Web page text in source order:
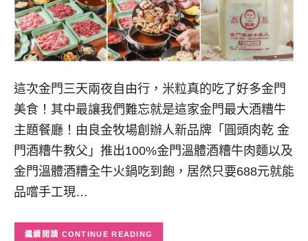
這次金門三天兩夜自由行，米粒真的吃了好多金門
美食！其中最讓我們難忘就是這家金門最大酒糟牛
主題餐廳！由良金牧場創辦人新品牌「圓頭肉乾 金
門酒糟牛教父」推出100%金門溫體酒糟牛肉麵以及
金門溫體酒糟全牛火鍋吃到飽，居然只要688元就能
品嚐手工現…
CONTINUE READING